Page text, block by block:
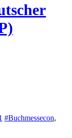
#Buchmessecon,